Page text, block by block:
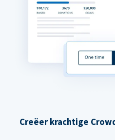
Creëer krachtige